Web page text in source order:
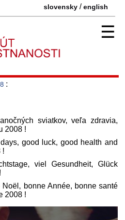
slovensky /english
☰
:
sviatkov, veľa zdravia,
2008 !
good luck, good health and
!
viel Gesundheit, Glück
Noël, bonne Année, bonne santé
2008 !